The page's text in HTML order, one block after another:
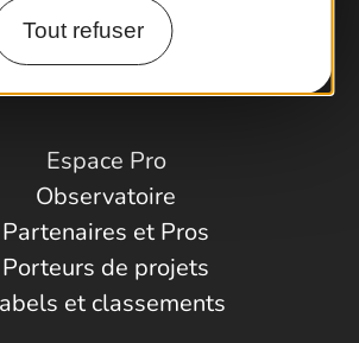
Tout refuser
Comment venir ?
Espace Pro
Observatoire
Partenaires et Pros
Porteurs de projets
et classements